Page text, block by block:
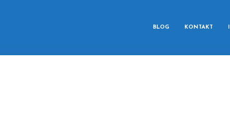
BLOG KONTAKT